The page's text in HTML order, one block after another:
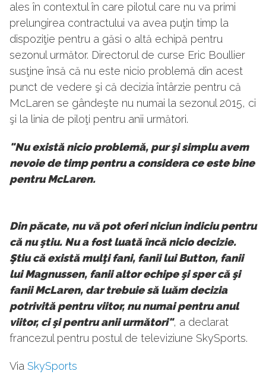
ales în contextul în care pilotul care nu va primi
prelungirea contractului va avea puţin timp la
dispoziţie pentru a găsi o altă echipă pentru
sezonul următor. Directorul de curse Eric Boullier
susţine însă că nu este nicio problemă din acest
punct de vedere şi că decizia întârzie pentru că
McLaren se gândeşte nu numai la sezonul 2015, ci
şi la linia de piloţi pentru anii următori.
"Nu există nicio problemă, pur şi simplu avem
nevoie de timp pentru a considera ce este bine
pentru McLaren.
Din păcate, nu vă pot oferi niciun indiciu pentru
că nu ştiu. Nu a fost luată încă nicio decizie.
Ştiu că există mulţi fani, fanii lui Button, fanii
lui Magnussen, fanii altor echipe şi sper că şi
fanii McLaren, dar trebuie să luăm decizia
potrivită pentru viitor, nu numai pentru anul
viitor, ci şi pentru anii următori", a declarat
francezul pentru postul de televiziune SkySports.
Via SkySports